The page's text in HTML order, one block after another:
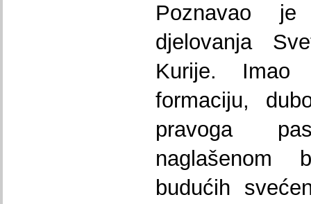
Poznavao
djelovanja
Kurije. Imao
formaciju,
pravoga
naglašenom
budućih